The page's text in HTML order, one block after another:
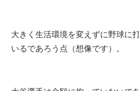
大きく生活環境を変えずに野球に
いるであろう点（想像です）。